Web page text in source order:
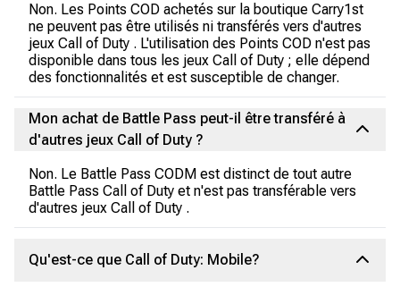
Non. Les Points COD achetés sur la boutique Carry1st
ne peuvent pas être utilisés ni transférés vers d'autres
jeux Call of Duty . L'utilisation des Points COD n'est pas
disponible dans tous les jeux Call of Duty ; elle dépend
des fonctionnalités et est susceptible de changer.
Mon achat de Battle Pass peut-il être transféré à
d'autres jeux Call of Duty ?
Non. Le Battle Pass CODM est distinct de tout autre
Battle Pass Call of Duty et n'est pas transférable vers
d'autres jeux Call of Duty .
Qu'est-ce que Call of Duty: Mobile?